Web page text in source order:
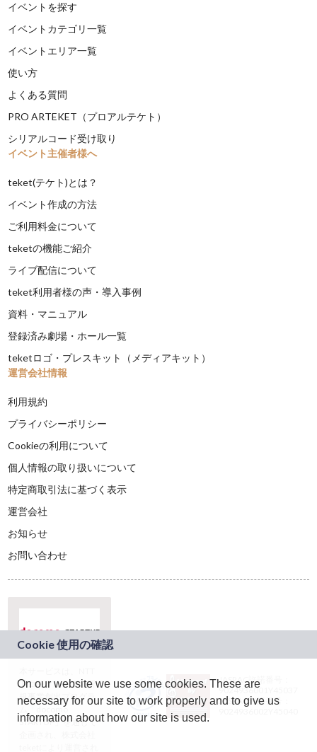
イベントを探す
イベントカテゴリ一覧
イベントエリア一覧
使い方
よくある質問
PRO ARTEKET（プロアルテケト）
シリアルコード受け取り
イベント主催者様へ
teket(テケト)とは？
イベント作成の方法
ご利用料金について
teketの機能ご紹介
ライブ配信について
teket利用者様の声・導入事例
資料・マニュアル
登録済み劇場・ホール一覧
teketロゴ・プレスキット（メディアキット）
運営会社情報
利用規約
プライバシーポリシー
Cookieの利用について
個人情報の取り扱いについて
特定商取引法に基づく表示
運営会社
お知らせ
お問い合わせ
ドコモグループの新
規事業創出プログラ
ム「docomo
STARTUP」を通じて
JASRAC許諾番号：
9024936001Y45037
JASRAC許諾番号：
On our website we use some cookies. These are
necessary for our site to work properly and to give us
information about how our site is used.